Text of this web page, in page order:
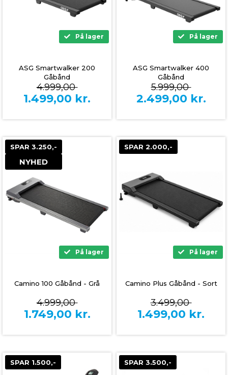
På lager
ASG Smartwalker 200
Gåbånd
4.999,00
1.499,00 kr.
På lager
ASG Smartwalker 400
Gåbånd
5.999,00
2.499,00 kr.
SPAR 3.250,-
NYHED
På lager
Camino 100 Gåbånd - Grå
4.999,00
1.749,00 kr.
SPAR 2.000,-
På lager
Camino Plus Gåbånd - Sort
3.499,00
1.499,00 kr.
SPAR 1.500,- SPAR 3.500,-